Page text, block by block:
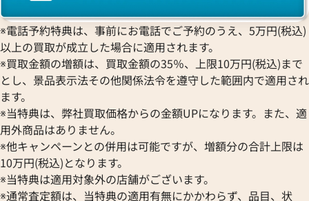
Pt950 買取
Pt900 買取
Pt850 買取
Pt&Pm 買取
銀･シルバー 買取
パラジウム 買取
パネライ 買取
ブルガリ 買取
フランク ミュラー 買取
IWC 買取
買取可能な商品をもっと見る
※電話予約特典は、事前にお電話でご予約のうえ、5万円(税込)
以上の買取が成立した場合に適用されます。
※買取金額の増額は、買取金額の35％、上限10万円(税込)まで
とし、景品表示法その他関係法令を遵守した範囲内で適用され
ます。
※当特典は、弊社買取価格からの金額UPになります。また、適
用外商品はありません。
※他キャンペーンとの併用は可能ですが、増額分の合計上限は
10万円(税込)となります。
※当特典は適用対象外の店舗がございます。
※通常査定額は、当特典の適用有無にかかわらず、品目、状